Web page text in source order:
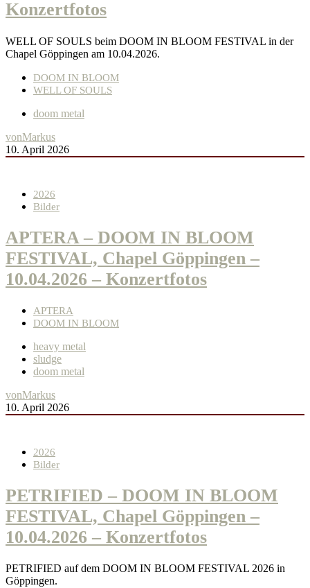
Konzertfotos
WELL OF SOULS beim DOOM IN BLOOM FESTIVAL in der
Chapel Göppingen am 10.04.2026.
DOOM IN BLOOM
WELL OF SOULS
doom metal
vonMarkus
10. April 2026
2026
Bilder
APTERA – DOOM IN BLOOM
FESTIVAL, Chapel Göppingen –
10.04.2026 – Konzertfotos
APTERA
DOOM IN BLOOM
heavy metal
sludge
doom metal
vonMarkus
10. April 2026
2026
Bilder
PETRIFIED – DOOM IN BLOOM
FESTIVAL, Chapel Göppingen –
10.04.2026 – Konzertfotos
PETRIFIED auf dem DOOM IN BLOOM FESTIVAL 2026 in
Göppingen.